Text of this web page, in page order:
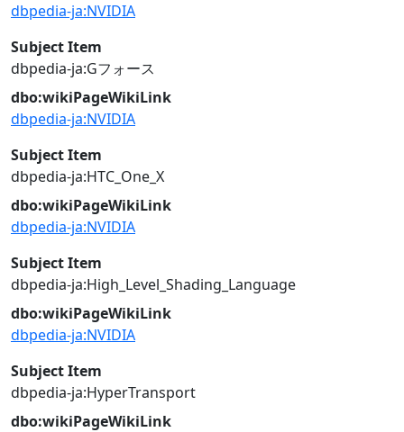
dbpedia-ja:NVIDIA
Subject Item
dbpedia-ja:Gフォース
dbo:wikiPageWikiLink
dbpedia-ja:NVIDIA
Subject Item
dbpedia-ja:HTC_One_X
dbo:wikiPageWikiLink
dbpedia-ja:NVIDIA
Subject Item
dbpedia-ja:High_Level_Shading_Language
dbo:wikiPageWikiLink
dbpedia-ja:NVIDIA
Subject Item
dbpedia-ja:HyperTransport
dbo:wikiPageWikiLink